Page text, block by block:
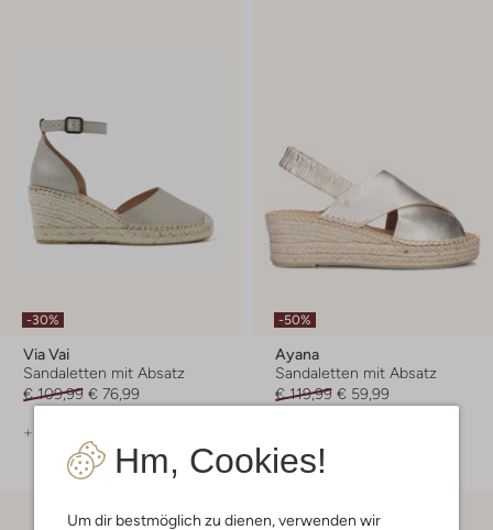
Hm, Cookies!
Um dir bestmöglich zu dienen, verwenden wir
-30%
Via Vai
Sandaletten mit Absatz
€ 109,99 € 76,99
+ mehr farben
-50%
Ayana
Sandaletten mit Absatz
€ 119,99 € 59,99